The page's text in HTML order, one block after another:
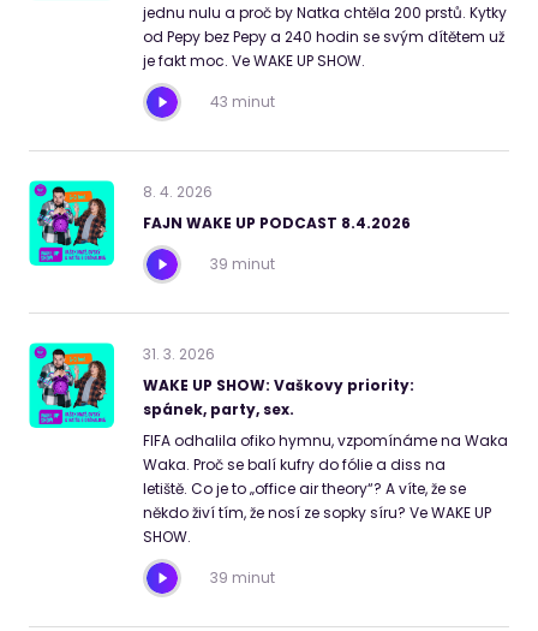
jednu nulu a proč by Natka chtěla 200 prstů. Kytky
od Pepy bez Pepy a 240 hodin se svým dítětem už
je fakt moc. Ve WAKE UP SHOW.
43 minut
8. 4. 2026
FAJN WAKE UP PODCAST 8.4.2026
39 minut
31. 3. 2026
WAKE UP SHOW: Vaškovy priority:
spánek, party, sex.
FIFA odhalila ofiko hymnu, vzpomínáme na Waka
Waka. Proč se balí kufry do fólie a diss na
letiště. Co je to „office air theory“? A víte, že se
někdo živí tím, že nosí ze sopky síru? Ve WAKE UP
SHOW.
39 minut